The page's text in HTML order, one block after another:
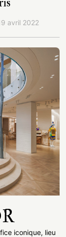
avril 2022
iconique, lieu